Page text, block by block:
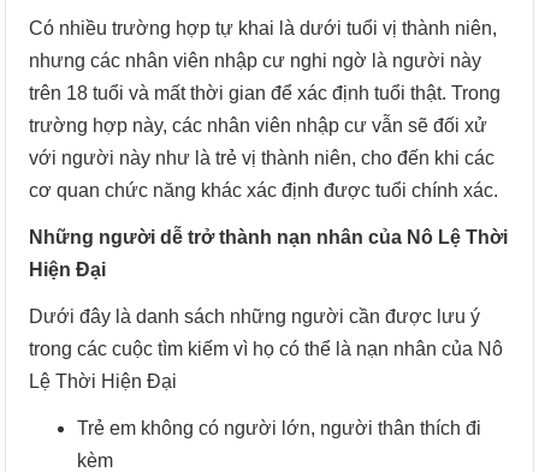
Có nhiều trường hợp tự khai là dưới tuổi vị thành niên,
nhưng các nhân viên nhập cư nghi ngờ là người này
trên 18 tuổi và mất thời gian để xác định tuổi thật. Trong
trường hợp này, các nhân viên nhập cư vẫn sẽ đối xử
với người này như là trẻ vị thành niên, cho đến khi các
cơ quan chức năng khác xác định được tuổi chính xác.
Những người dễ trở thành nạn nhân của Nô Lệ Thời
Hiện Đại
Dưới đây là danh sách những người cần được lưu ý
trong các cuộc tìm kiếm vì họ có thể là nạn nhân của Nô
Lệ Thời Hiện Đại
Trẻ em không có người lớn, người thân thích đi
kèm